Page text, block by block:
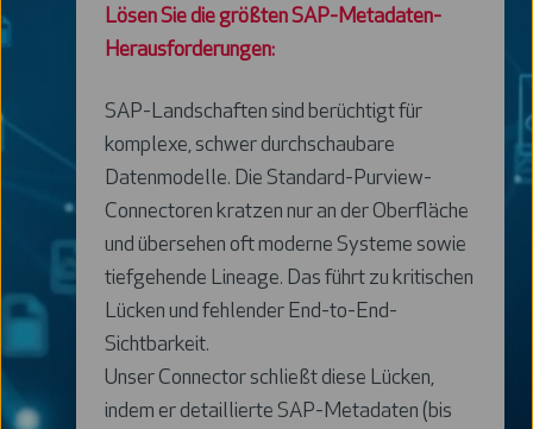
Lösen Sie die größten SAP-Metadaten-
Herausforderungen:
SAP-Landschaften sind berüchtigt für
komplexe, schwer durchschaubare
Datenmodelle. Die Standard-Purview-
Connectoren kratzen nur an der Oberfläche
und übersehen oft moderne Systeme sowie
tiefgehende Lineage. Das führt zu kritischen
Lücken und fehlender End-to-End-
Sichtbarkeit.
Unser Connector schließt diese Lücken,
indem er detaillierte SAP-Metadaten (bis